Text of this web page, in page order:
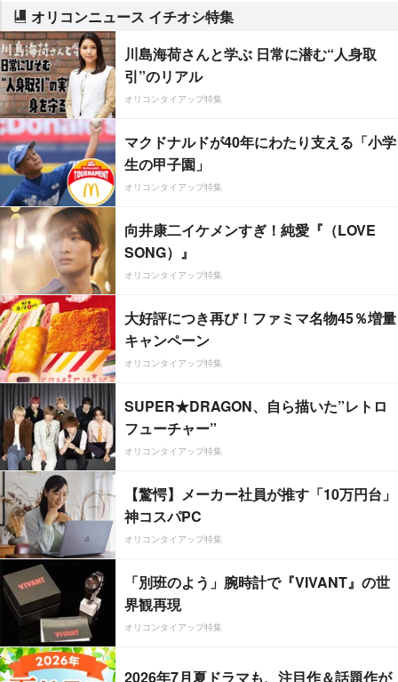
オリコンニュース イチオシ特集
川島海荷さんと学ぶ 日常に潜む“人身取
引”のリアル
オリコンタイアップ特集
マクドナルドが40年にわたり支える「小学
生の甲子園」
オリコンタイアップ特集
向井康二イケメンすぎ！純愛『（LOVE
SONG）』
オリコンタイアップ特集
大好評につき再び！ファミマ名物45％増量
キャンペーン
オリコンタイアップ特集
SUPER★DRAGON、自ら描いた”レトロ
フューチャー”
オリコンタイアップ特集
【驚愕】メーカー社員が推す「10万円台」
神コスパPC
オリコンタイアップ特集
「別班のよう」腕時計で『VIVANT』の世
界観再現
オリコンタイアップ特集
2026年7月夏ドラマも、注目作＆話題作が